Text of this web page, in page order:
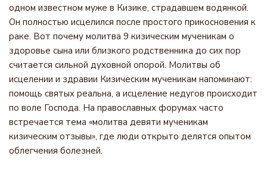
одном известном муже в Кизике, страдавшем водянкой.
Он полностью исцелился после простого прикосновения к
раке. Вот почему молитва 9 кизическим мученикам о
здоровье сына или близкого родственника до сих пор
считается сильной духовной опорой. Молитвы об
исцелении и здравии Кизическим мученикам напоминают:
помощь святых реальна, а исцеление недугов происходит
по воле Господа. На православных форумах часто
встречается тема «молитва девяти мученикам
кизическим отзывы», где люди открыто делятся опытом
облегчения болезней.